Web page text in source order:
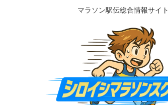
マラソン駅伝総合情報サイト